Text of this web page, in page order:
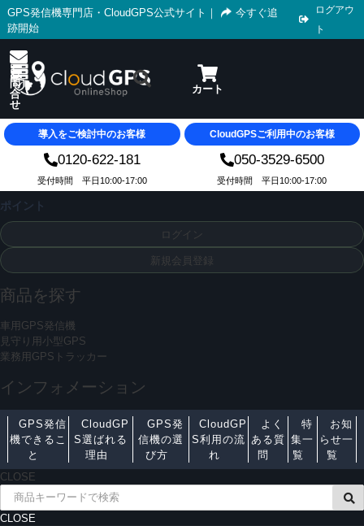
GPS発信機専門店・CloudGPS公式サイト ｜
今すぐ追
跡開始
ログアウ
ト
導入をご検討中のお客様 CloudGPSご利用中のお客様
0120-622-181 050-3529-6500
受付時間 平日10:00-17:00 受付時間 平日10:00-17:00
ポイント
ログイン
新規会員登録
商品を探す
車用GPS発信機
見守り用小型GPS
業務用GPSトラッカー
インフォメーション
GPS発信
機できるこ
と
CloudGP
S選ばれる
理由
GPS発
信機の選
び方
CloudGP
S利用の流
れ
よく
ある質
問
特
集一
覧
お知
らせ一
覧
CLOSE
CLOSE